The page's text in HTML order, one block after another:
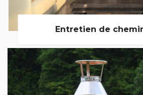
Entretien de